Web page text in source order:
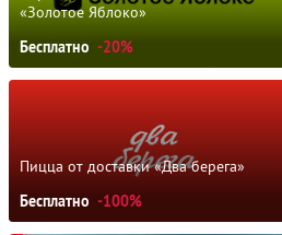
«Золотое Яблоко»
Бесплатно -20%
Пицца от доставки «Два берега»
Бесплатно -100%